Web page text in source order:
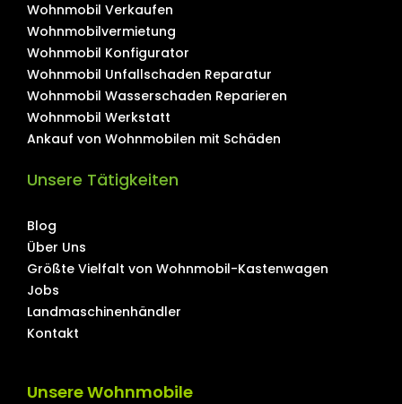
Wohnmobil Verkaufen
Wohnmobilvermietung
Wohnmobil Konfigurator
Wohnmobil Unfallschaden Reparatur
Wohnmobil Wasserschaden Reparieren
Wohnmobil Werkstatt
Ankauf von Wohnmobilen mit Schäden
Unsere Tätigkeiten
Blog
Über Uns
Größte Vielfalt von Wohnmobil-Kastenwagen
Jobs
Landmaschinenhändler
Kontakt
Unsere Wohnmobile